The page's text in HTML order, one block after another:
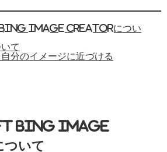
Image Creatorについ
て
分のイメージに近づける
Bing Image
いて